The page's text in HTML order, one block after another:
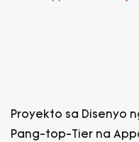
Proyekto sa Disenyo
Pang-top-Tier na